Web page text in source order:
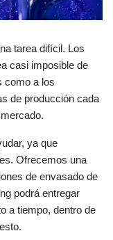
tarea difícil. Los
casi imposible de
como a los
de producción cada
ya que
Ofrecemos una
de envasado de
podrá entregar
a tiempo, dentro de